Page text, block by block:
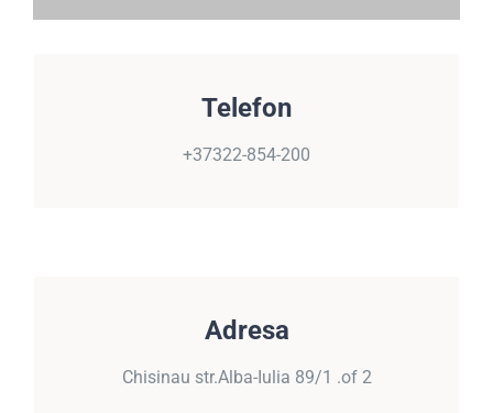
Telefon
+37322-854-200
TELEFON
Adresa
Chisinau str.Alba-Iulia 89/1 .of 2
ADRESA